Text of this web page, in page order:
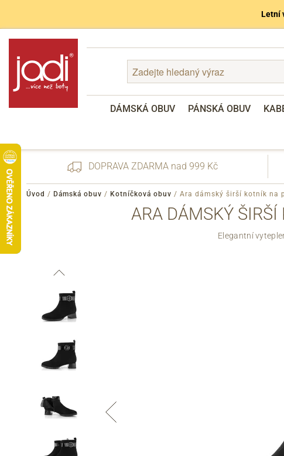
Letní
DÁMSKÁ OBUV PÁNSKÁ OBUV
Zapomenuté heslo
DOPRAVA ZDARMA nad 999 Kč
Úvod / Dámská obuv / Kotníčková obuv / Ara dámský širší kotník na
ARA DÁMSKÝ
Elegantní